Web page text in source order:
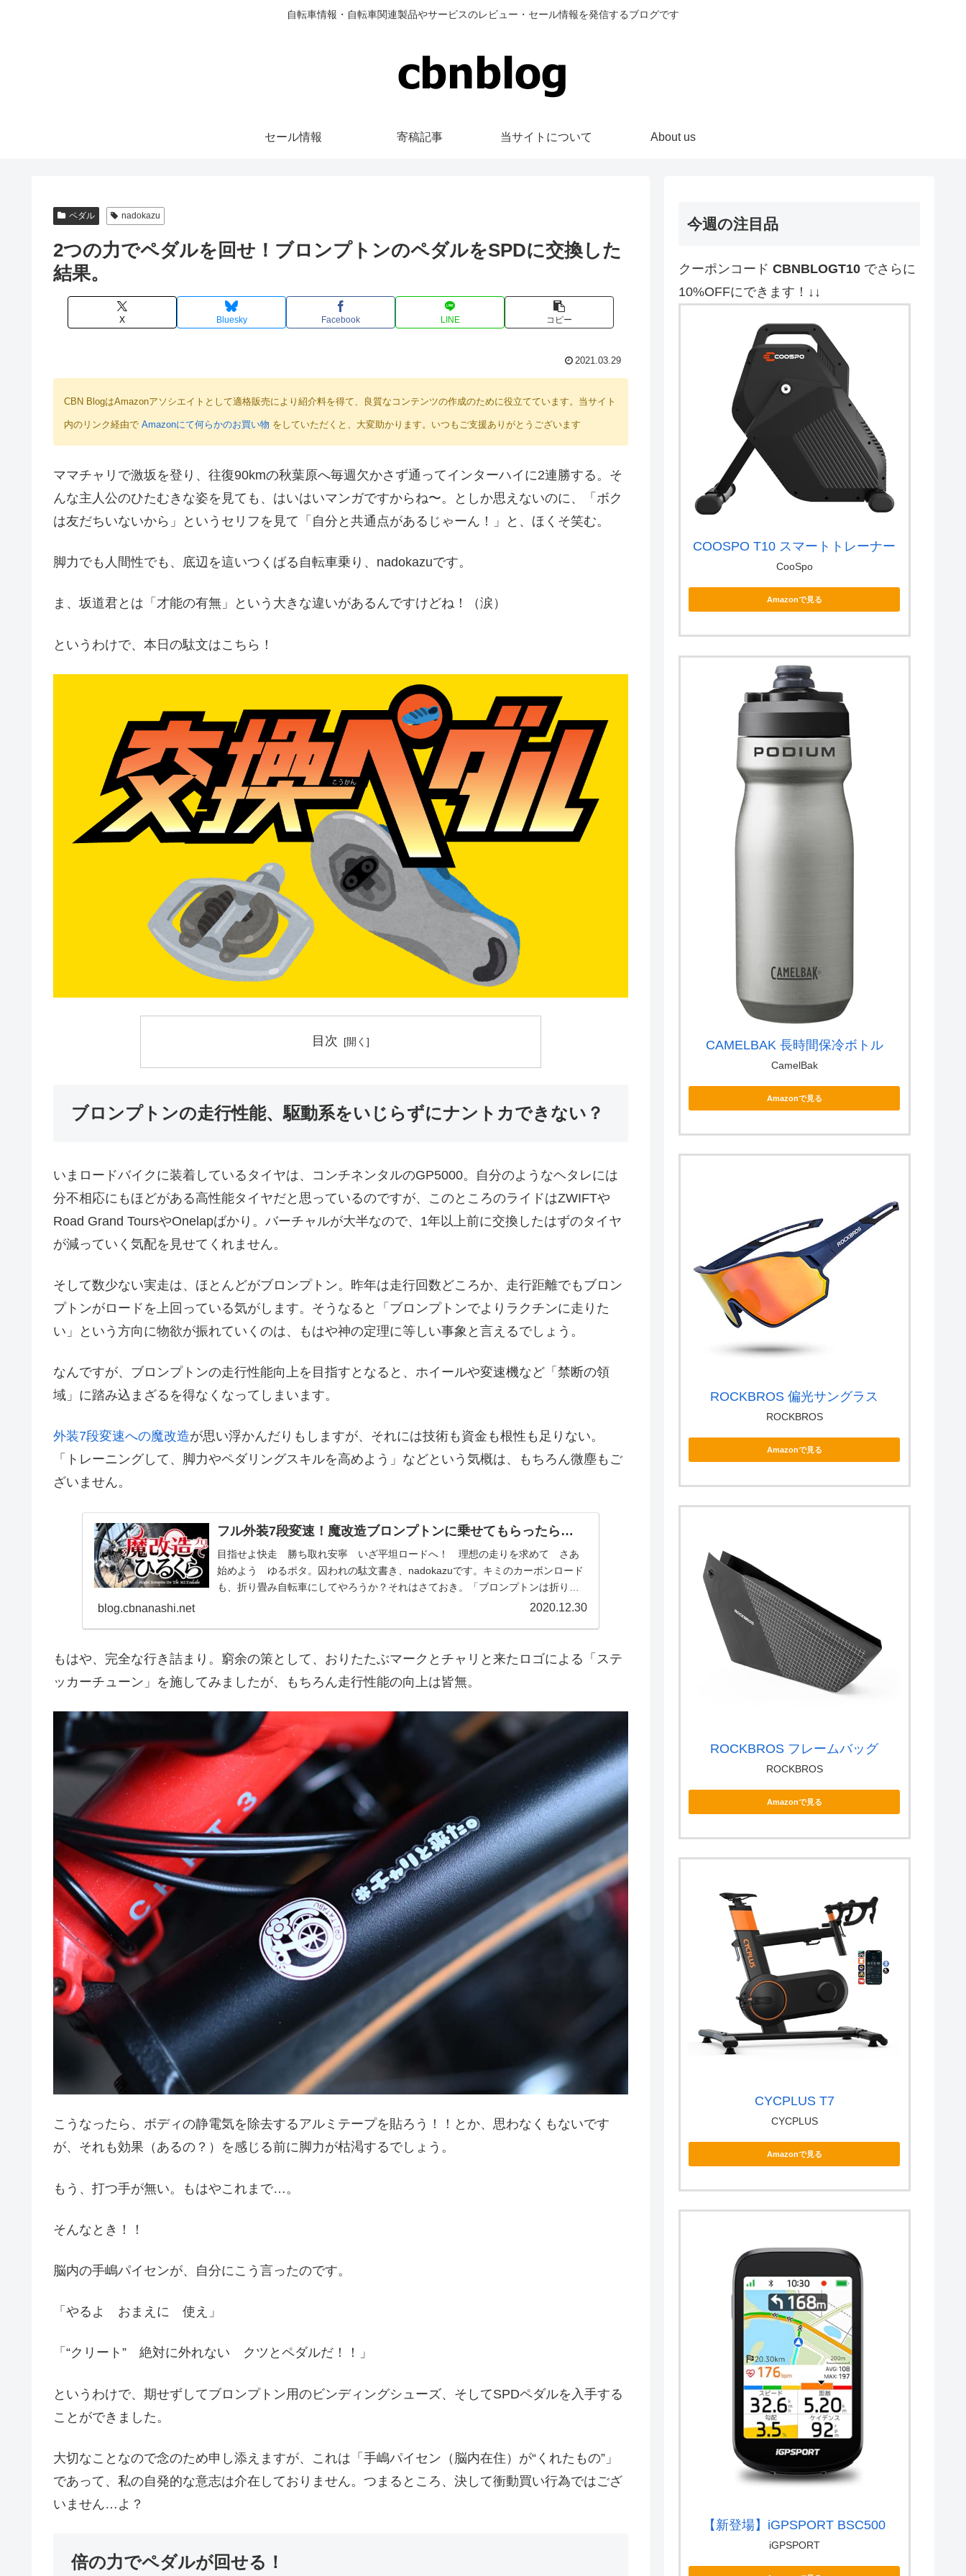
自転車情報・自転車関連製品やサービスのレビュー・セール情報を発信するブログです
セール情報 寄稿記事 当サイトについて About us
ペダル nadokazu
2つの力でペダルを回せ！ブロンプトンのペダルをSPDに交換した
結果。
X Bluesky Facebook LINE コピー
2021.03.29
CBN BlogはAmazonアソシエイトとして適格販売により紹介料を得て、良質なコンテンツの作成のために役立てています。当サイト
内のリンク経由で Amazonにて何らかのお買い物 をしていただくと、大変助かります。いつもご支援ありがとうございます
ママチャリで激坂を登り、往復90kmの秋葉原へ毎週欠かさず通ってインターハイに2連勝する。そ
んな主人公のひたむきな姿を見ても、はいはいマンガですからね〜。としか思えないのに、「ボク
は友だちいないから」というセリフを見て「自分と共通点があるじゃーん！」と、ほくそ笑む。
脚力でも人間性でも、底辺を這いつくばる自転車乗り、nadokazuです。
ま、坂道君とは「才能の有無」という大きな違いがあるんですけどね！（涙）
というわけで、本日の駄文はこちら！
目次
ブロンプトンの走行性能、駆動系をいじらずにナントカできない？
いまロードバイクに装着しているタイヤは、コンチネンタルのGP5000。自分のようなヘタレには
分不相応にもほどがある高性能タイヤだと思っているのですが、このところのライドはZWIFTや
Road Grand ToursやOnelapばかり。バーチャルが大半なので、1年以上前に交換したはずのタイヤ
が減っていく気配を見せてくれません。
そして数少ない実走は、ほとんどがブロンプトン。昨年は走行回数どころか、走行距離でもブロン
プトンがロードを上回っている気がします。そうなると「ブロンプトンでよりラクチンに走りた
い」という方向に物欲が振れていくのは、もはや神の定理に等しい事象と言えるでしょう。
なんですが、ブロンプトンの走行性能向上を目指すとなると、ホイールや変速機など「禁断の領
域」に踏み込まざるを得なくなってしまいます。
外装7段変速への魔改造が思い浮かんだりもしますが、それには技術も資金も根性も足りない。
「トレーニングして、脚力やペダリングスキルを高めよう」などという気概は、もちろん微塵もご
ざいません。
フル外装7段変速！魔改造ブロンプトンに乗せてもらったら…
目指せよ快走 勝ち取れ安寧 いざ平坦ロードへ！ 理想の走りを求めて さあ
始めよう ゆるポタ。囚われの駄文書き、nadokazuです。キミのカーボンロード
も、折り畳み自転車にしてやろうか？それはさておき。「ブロンプトンは折り畳
blog.cbnanashi.net 2020.12.30
もはや、完全な行き詰まり。窮余の策として、おりたたぶマークとチャリと来たロゴによる「ステ
ッカーチューン」を施してみましたが、もちろん走行性能の向上は皆無。
こうなったら、ボディの静電気を除去するアルミテープを貼ろう！！とか、思わなくもないです
が、それも効果（あるの？）を感じる前に脚力が枯渇するでしょう。
もう、打つ手が無い。もはやこれまで…。
そんなとき！！
脳内の手嶋パイセンが、自分にこう言ったのです。
「やるよ おまえに 使え」
「“クリート” 絶対に外れない クツとペダルだ！！」
というわけで、期せずしてブロンプトン用のビンディングシューズ、そしてSPDペダルを入手する
ことができました。
大切なことなので念のため申し添えますが、これは「手嶋パイセン（脳内在住）が“くれたもの”」
であって、私の自発的な意志は介在しておりません。つまるところ、決して衝動買い行為ではござ
いません…よ？
倍の力でペダルが回せる！
今週の注目品
クーポンコード CBNBLOGT10 でさらに
10%OFFにできます！↓↓
COOSPO T10 スマートトレーナー
CooSpo
Amazonで見る
CAMELBAK 長時間保冷ボトル
CamelBak
Amazonで見る
ROCKBROS 偏光サングラス
ROCKBROS
Amazonで見る
ROCKBROS フレームバッグ
ROCKBROS
Amazonで見る
CYCPLUS T7
CYCPLUS
Amazonで見る
【新登場】iGPSPORT BSC500
iGPSPORT